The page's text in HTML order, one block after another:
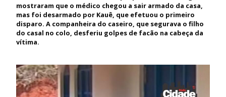
mostraram que o médico chegou a sair armado da casa,
mas foi desarmado por Kauê, que efetuou o primeiro
disparo. A companheira do caseiro, que segurava o filho
do casal no colo, desferiu golpes de facão na cabeça da
vítima.